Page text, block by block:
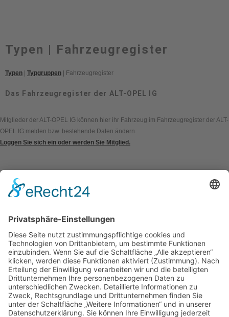
Typen | Fahrzeugregister
Typen Typgruppen | Fahrzeugregister
Das Fahrzeugregister der ALT-OPEL IG
Mitglieder der ALT-OPEL IG können hier ihr Fahrzeug im Fahrzeugregister der ALT-
OPEL IG melden bzw. bestehende Daten ändern.
Loggen Sie sich ein oder werden Sie Mitglied.
Kontakt
Mitgliederbereich
Umsetzung: DOUBLE-A-DESIGN